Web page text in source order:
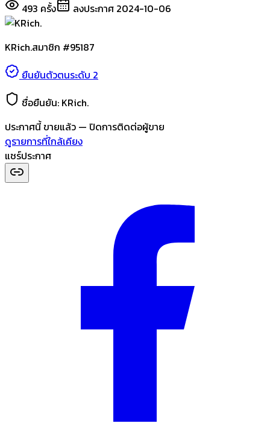
493 ครั้ง ลงประกาศ 2024-10-06
KRich.สมาชิก #95187
ยืนยันตัวตนระดับ 2
ชื่อยืนยัน: KRich.
ประกาศนี้ขายแล้ว — ปิดการติดต่อผู้ขาย
ดูรายการที่ใกล้เคียง
แชร์ประกาศ